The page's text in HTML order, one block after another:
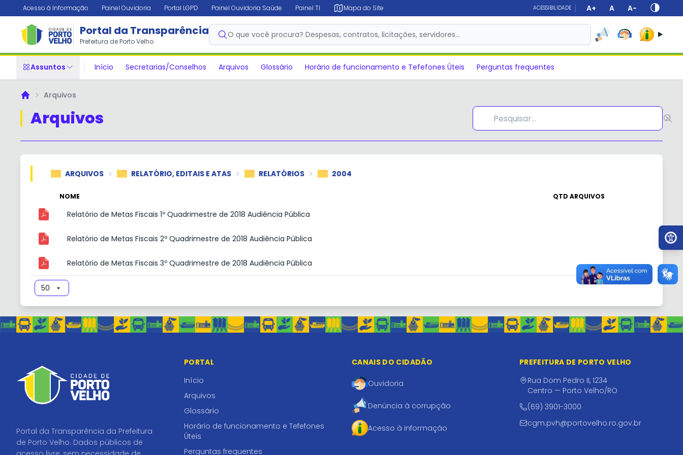
Acesso à Informação Painel Ouvidoria Portal LGPD Painel Ouvidoria Saúde Painel TI Mapa do Site ACESSIBILIDADE A+ A A-
Portal da Transparência
Prefeitura de Porto Velho
O que você procura? Despesas, contratos, licitações, servidores…
Assuntos Início Secretarias/Conselhos Arquivos Glossário Horário de funcionamento e Tefefones Úteis Perguntas frequentes
PrincipalArquivos
Arquivos
ARQUIVOS RELATÓRIO, EDITAIS E ATAS RELATÓRIOS 2004
NOME QTD ARQUIVOS
Relatório de Metas Fiscais 1º Quadrimestre de 2018 Audiência Pública
Relatório de Metas Fiscais 2º Quadrimestre de 2018 Audiência Pública
Relatório de Metas Fiscais 3º Quadrimestre de 2018 Audiência Pública
Portal da Transparência da Prefeitura
de Porto Velho. Dados públicos de
PORTAL
Início
Arquivos
Glossário
Horário de funcionamento e Tefefones
Úteis
Perguntas frequentes
CANAIS DO CIDADÃO
Ouvidoria
Denúncia à corrupção
Acesso à informação
PREFEITURA DE PORTO VELHO
Rua Dom Pedro II, 1234
Centro — Porto Velho/RO
(69) 3901-3000
cgm.pvh@portovelho.ro.gov.br
✕
Ir